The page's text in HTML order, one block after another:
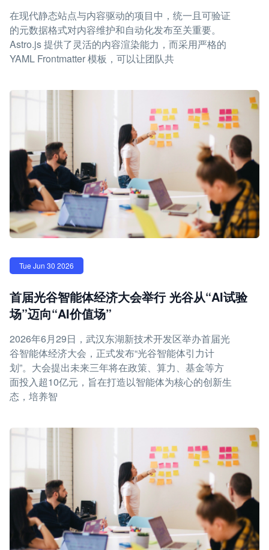
在现代静态站点与内容驱动的项目中，统一且可验证
的元数据格式对内容维护和自动化发布至关重要。
Astro.js 提供了灵活的内容渲染能力，而采用严格的
YAML Frontmatter 模板，可以让团队共
Tue Jun 30 2026
首届光谷智能体经济大会举行 光谷从“AI试验
场”迈向“AI价值场”
2026年6月29日，武汉东湖新技术开发区举办首届光
谷智能体经济大会，正式发布“光谷智能体引力计
划”。大会提出未来三年将在政策、算力、基金等方
面投入超10亿元，旨在打造以智能体为核心的创新生
态，培养智